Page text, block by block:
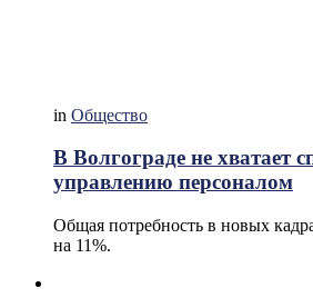
in Общество
В Волгограде не хватает
управлению персоналом
Общая потребность в новых
на 11%.